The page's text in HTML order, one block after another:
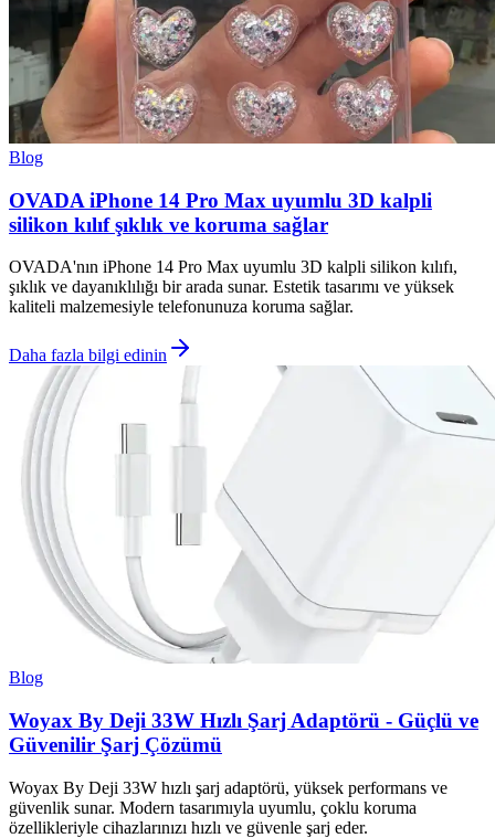
Blog
OVADA iPhone 14 Pro Max uyumlu 3D kalpli
silikon kılıf şıklık ve koruma sağlar
OVADA'nın iPhone 14 Pro Max uyumlu 3D kalpli silikon kılıfı,
şıklık ve dayanıklılığı bir arada sunar. Estetik tasarımı ve yüksek
kaliteli malzemesiyle telefonunuza koruma sağlar.
Daha fazla bilgi edinin
Blog
Woyax By Deji 33W Hızlı Şarj Adaptörü - Güçlü ve
Güvenilir Şarj Çözümü
Woyax By Deji 33W hızlı şarj adaptörü, yüksek performans ve
güvenlik sunar. Modern tasarımıyla uyumlu, çoklu koruma
özellikleriyle cihazlarınızı hızlı ve güvenle şarj eder.